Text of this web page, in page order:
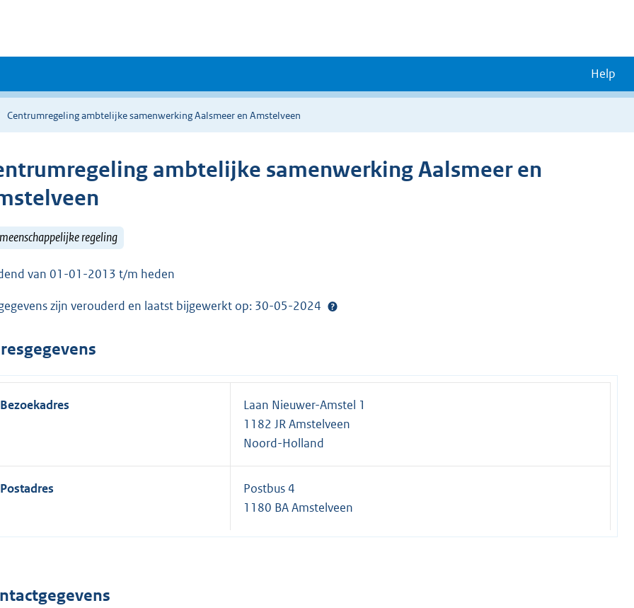
Help
Centrumregeling ambtelijke samenwerking Aalsmeer en Amstelveen
ambtelijke samenwerking Aalsmeer en
regeling
van 01-01-2013 t/m heden
zijn verouderd en laatst bijgewerkt op: 30-05-2024
Bezoekadres
Laan Nieuwer-Amstel 1
1182 JR Amstelveen
Noord-Holland
Postadres
Postbus 4
1180 BA Amstelveen